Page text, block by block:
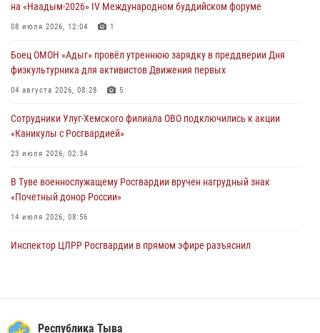
26 сигналов «Тревога» с автотранспортов отработали экипажи
задержаний Росгвардии в Туве с начала года
В Туве офицер Росгвардии подвела итоги юбилейного личного
забега
на «Наадым-2026» IV Международном буддийском форуме
08 июля 2026, 12:04 1
Боец ОМОН «Адыг» провёл утреннюю зарядку в преддверии Дня
физкультурника для активистов Движения первых
04 августа 2026, 08:28 5
Сотрудники Улуг-Хемского филиала ОВО подключились к акции
«Каникулы с Росгвардией»
23 июля 2026, 02:34
В Туве военнослужащему Росгвардии вручен нагрудный знак
«Почетный донор России»
14 июля 2026, 08:56
Инспектор ЦЛРР Росгвардии в прямом эфире разъяснил
Спортсмены Росгвардии стали победителями и призерами
Республика Тыва